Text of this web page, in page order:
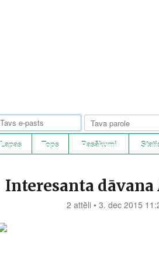
Lapas Tops Pasākumi
Interesanta dāvana
2 attēli • 3. dec 2015